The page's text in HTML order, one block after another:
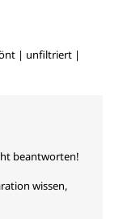
| unfiltriert |
beantworten!
wissen,